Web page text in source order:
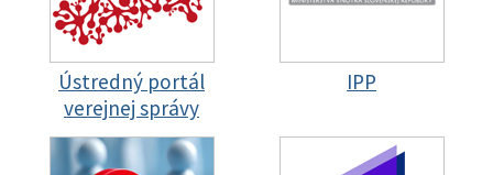
Ústredný portál
verejnej správy
IPP